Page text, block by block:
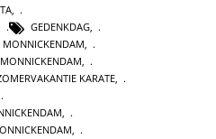
GEDENKDAG
MONNICKENDAM
KARATE,
,
,